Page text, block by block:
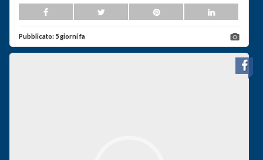
Pubblicato: 5 giorni fa